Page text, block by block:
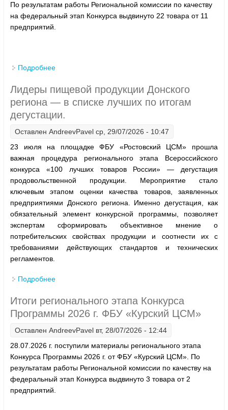
По результатам работы Региональной комиссии по качеству
на федеральный этап Конкурса выдвинуто 22 товара от 11
предприятий.
Подробнее
Лидеры пищевой продукции Донского
региона — в списке лучших по итогам
дегустации.
Оставлен AndreevPavel ср, 29/07/2026 - 10:47
23 июля на площадке ФБУ «Ростовский ЦСМ» прошла
важная процедура регионального этапа Всероссийского
конкурса «100 лучших товаров России» — дегустация
продовольственной продукции. Мероприятие стало
ключевым этапом оценки качества товаров, заявленных
предприятиями Донского региона. Именно дегустация, как
обязательный элемент конкурсной программы, позволяет
экспертам сформировать объективное мнение о
потребительских свойствах продукции и соотнести их с
требованиями действующих стандартов и технических
регламентов.
Подробнее
Итоги регионального этапа Конкурса
Программы 2026 г. ФБУ «Курский ЦСМ»
Оставлен AndreevPavel вт, 28/07/2026 - 12:44
28.07.2026 г. поступили материалы регионального этапа
Конкурса Программы 2026 г. от ФБУ «Курский ЦСМ». По
результатам работы Региональной комиссии по качеству на
федеральный этап Конкурса выдвинуто 3 товара от 2
предприятий.